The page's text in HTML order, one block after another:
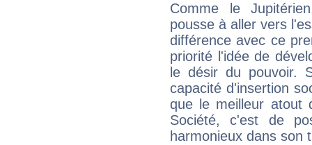
Comme le
pousse à aller vers
différence avec ce
priorité l'idée de
le désir du pouvoir.
capacité d'insertion
que le meilleur atout
Société, c'est de
harmonieux dans son